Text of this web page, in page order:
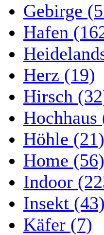
Gebirge
Hafen
Herz (19)
Hirsch
Hochhaus
Höhle (21)
Home (56)
Indoor
Insekt (43)
Käfer (7)